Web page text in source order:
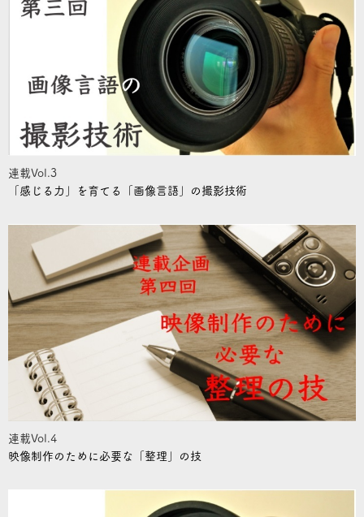
連載Vol.3
「感じる力」を育てる「画像言語」の撮影技術
連載Vol.4
映像制作のために必要な「整理」の技